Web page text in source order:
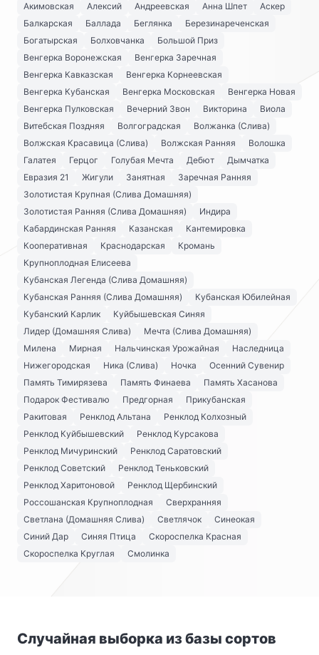
Акимовская Алексий Андреевская Анна Шпет
Аскер
Балкарская
Баллада Беглянка
Березинареченская
Богатырская
Болховчанка
Большой Приз
Венгерка Воронежская
Венгерка Заречная
Венгерка Кавказская
Венгерка Корнеевская
Венгерка Кубанская
Венгерка Московская
Венгерка Новая
Венгерка Пулковская
Вечерний Звон Викторина
Виола
Витебская Поздняя
Волгоградская
Волжанка (Слива)
Волжская Красавица (Слива)
Волжская Ранняя
Волошка
Галатея
Герцог Голубая Мечта Дебют
Дымчатка
Евразия 21
Жигули Занятная
Заречная Ранняя
Золотистая Крупная (Слива Домашняя)
Золотистая Ранняя (Слива Домашняя)
Индира
Кабардинская Ранняя
Казанская
Кантемировка
Кооперативная
Краснодарская
Кромань
Крупноплодная Елисеева
Кубанская Легенда (Слива Домашняя)
Кубанская Ранняя (Слива Домашняя)
Кубанская Юбилейная
Кубанский Карлик
Куйбышевская Синяя
Лидер (Домашняя Слива)
Мечта (Слива Домашняя)
Милена
Мирная Нальчинская Урожайная
Наследница
Нижегородская
Ника (Слива) Ночка
Осенний Сувенир
Память Тимирязева
Память Финаева
Память Хасанова
Подарок Фестивалю
Предгорная
Прикубанская
Ракитовая
Ренклод Альтана
Ренклод Колхозный
Ренклод Куйбышевский
Ренклод Курсакова
Ренклод Мичуринский
Ренклод Саратовский
Ренклод Советский
Ренклод Теньковский
Ренклод Харитоновой
Ренклод Щербинский
Россошанская Крупноплодная
Сверхранняя
Светлана (Домашняя Слива)
Светлячок
Синеокая
Синий Дар
Синяя Птица
Скороспелка Красная
Скороспелка Круглая
Смолинка
Случайная выборка из базы сортов